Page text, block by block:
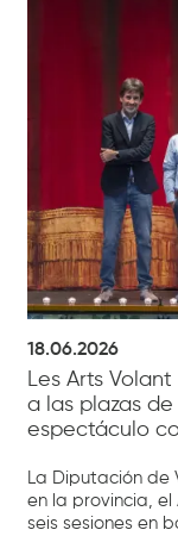
18.06.2026
Les Arts
a las plazas
espectáculo
La Diputación
en la provincia,
seis sesiones en